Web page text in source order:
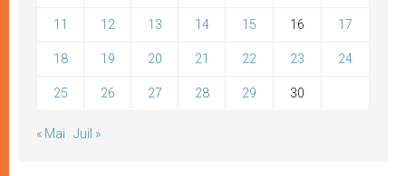
11 12 13 14 15 16 17
18 19 20 21 22 23 24
25 26 27 28 29 30
« Mai Juil »